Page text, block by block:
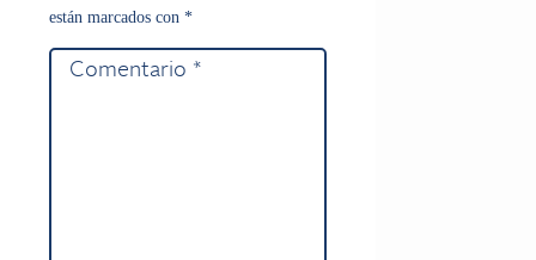
están marcados con *